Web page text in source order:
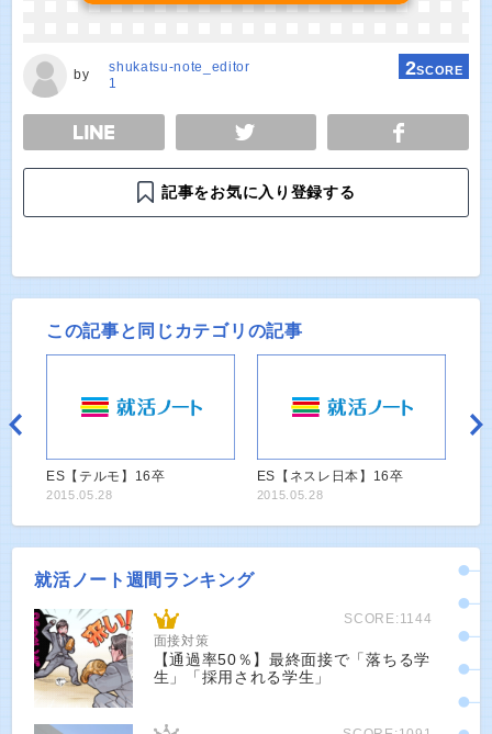
by
shukatsu-note_editor
1
2SCORE
TWEET
記事をお気に入り登録する
この記事と同じカテゴリの記事
ES【テルモ】16卒
2015.05.28
ES【ネスレ日本】16卒
2015.05.28
就活ノート週間ランキング
SCORE:1144
面接対策
【通過率50％】最終面接で「落ちる学
生」「採用される学生」